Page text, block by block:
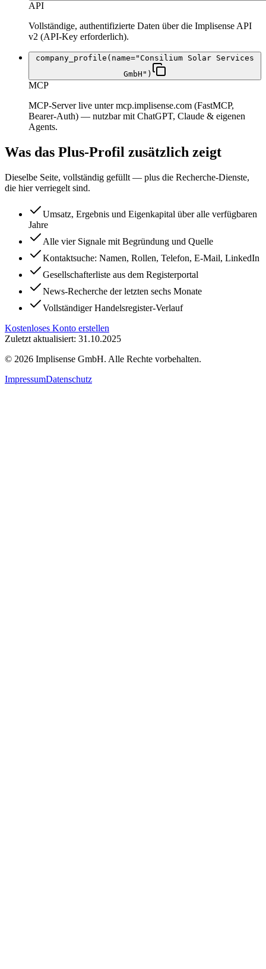
API
Vollständige, authentifizierte Daten über die Implisense API
v2 (API-Key erforderlich).
company_profile(name="Consilium Solar Services
GmbH")
MCP
MCP-Server live unter mcp.implisense.com (FastMCP,
Bearer-Auth) — nutzbar mit ChatGPT, Claude & eigenen
Agents.
Was das Plus-Profil zusätzlich zeigt
Dieselbe Seite, vollständig gefüllt — plus die Recherche-Dienste,
die hier verriegelt sind.
Umsatz, Ergebnis und Eigenkapital über alle verfügbaren
Jahre
Alle vier Signale mit Begründung und Quelle
Kontaktsuche: Namen, Rollen, Telefon, E-Mail, LinkedIn
Gesellschafterliste aus dem Registerportal
News-Recherche der letzten sechs Monate
Vollständiger Handelsregister-Verlauf
Kostenloses Konto erstellen
Zuletzt aktualisiert: 31.10.2025
© 2026 Implisense GmbH. Alle Rechte vorbehalten.
ImpressumDatenschutz